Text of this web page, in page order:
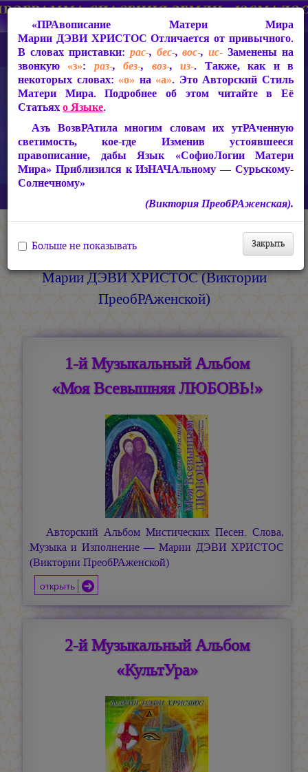
Музыкальные Альбомы
Космические Музыкальные Альбомы Матери
Марии ДЭВИ ХРИСТОС (Виктории
ПреобРАженской)
1-й Музыкальный Альбом
«Моя Всевышняя ЛЮБОВЬ!»
Авторский Альбом Мистических Песен. Слова,
Музыка и Изполнение —Марии ДЭВИ ХРИСТОС
(Виктории ПреобРАженской)
открыть
2-й Музыкальный Альбом
«КультУра»
«ПРАвописание Матери Мира
Марии ДЭВИ ХРИСТОС Отличается от привычного.
В словах приставки: рас-, бес-,вос-,ис- Заменены на
звонкую «з»: раз-,без-, воз-,из-. Также, как и в
некоторых словах: «о» на «а». Это Авторский Стиль
Матери Мира. Подробнее об этом читайте в Её
Статьяхо Языке.
Азъ ВозвРАтила многим словам их утРАченную
светимость, кое-где Изменив устоявшееся
правописание, дабы Язык «СофиоЛогии Матери
Мира» Приблизился к ИзНАЧАльному — Сурьскому-
Солнечному»
(Виктория ПреобРАженская).
Закрыть
Больше не показывать